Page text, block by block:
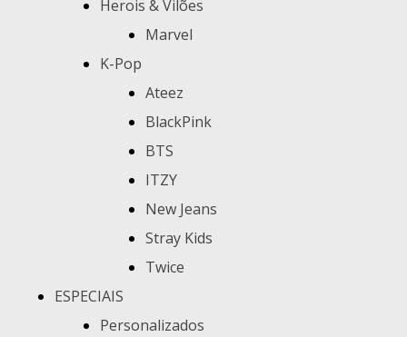
Herois & Vilões
Marvel
K-Pop
Ateez
BlackPink
BTS
ITZY
New Jeans
Stray Kids
Twice
ESPECIAIS
Personalizados